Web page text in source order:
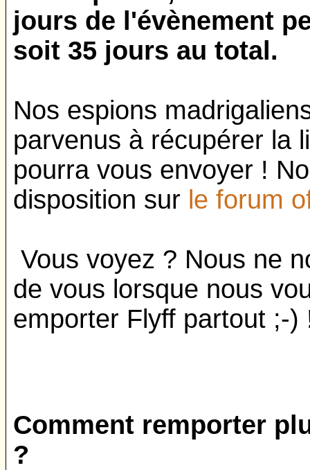
jours de l'évènement
soit 35 jours au total.
Nos espions
parvenus à récupérer la
pourra vous envoyer !
disposition sur le forum
Vous voyez ? Nous ne
de vous lorsque nous
emporter Flyff partout ;-
Comment remporter
?